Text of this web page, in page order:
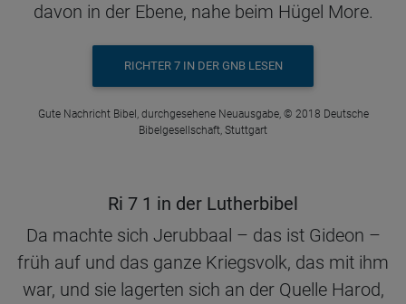
davon in der Ebene, nahe beim Hügel More.
RICHTER 7 IN DER GNB LESEN
Gute Nachricht Bibel, durchgesehene Neuausgabe, © 2018 Deutsche
Bibelgesellschaft, Stuttgart
Ri 7 1 in der Lutherbibel
Da machte sich Jerubbaal – das ist Gideon –
früh auf und das ganze Kriegsvolk, das mit ihm
war, und sie lagerten sich an der Quelle Harod,